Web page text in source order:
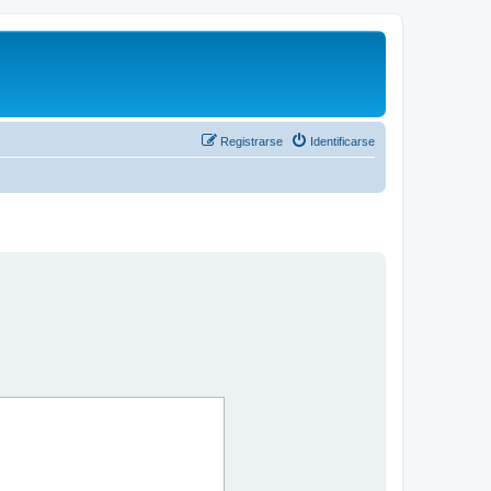
Identificarse
Registrarse